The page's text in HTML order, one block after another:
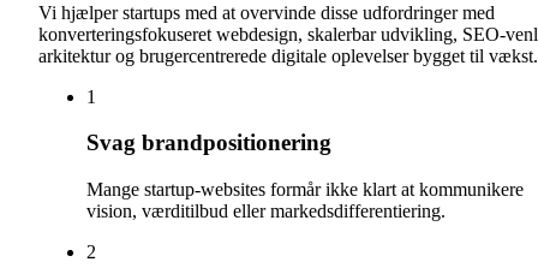
Vi hjælper startups med at overvinde disse udfordringer med
konverteringsfokuseret webdesign, skalerbar udvikling, SEO-
arkitektur og brugercentrerede digitale oplevelser bygget til vækst.
1
Svag brandpositionering
Mange startup-websites formår ikke klart at kommunikere
vision, værditilbud eller markedsdifferentiering.
2